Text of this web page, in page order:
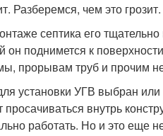
Разберемся, чем это грозит.
септика его
он поднимется к
прорывам труб и прочим
установки УГВ выбран
просачиваться внутрь
работать. Но и это еще